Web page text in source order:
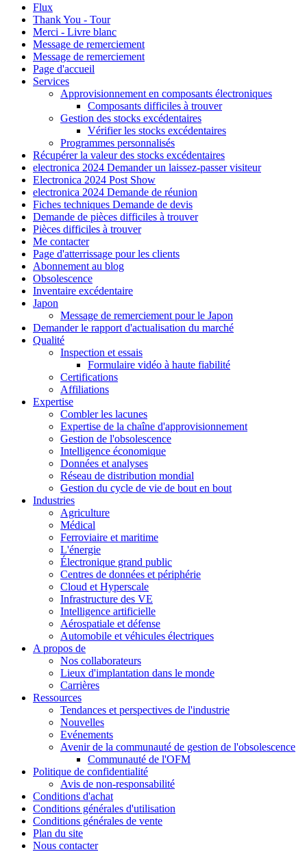
Flux
Thank You - Tour
Merci - Livre blanc
Message de remerciement
Message de remerciement
Page d'accueil
Services
Approvisionnement en composants électroniques
Composants difficiles à trouver
Gestion des stocks excédentaires
Vérifier les stocks excédentaires
Programmes personnalisés
Récupérer la valeur des stocks excédentaires
electronica 2024 Demander un laissez-passer visiteur
Electronica 2024 Post Show
electronica 2024 Demande de réunion
Fiches techniques Demande de devis
Demande de pièces difficiles à trouver
Pièces difficiles à trouver
Me contacter
Page d'atterrissage pour les clients
Abonnement au blog
Obsolescence
Inventaire excédentaire
Japon
Message de remerciement pour le Japon
Demander le rapport d'actualisation du marché
Qualité
Inspection et essais
Formulaire vidéo à haute fiabilité
Certifications
Affiliations
Expertise
Combler les lacunes
Expertise de la chaîne d'approvisionnement
Gestion de l'obsolescence
Intelligence économique
Données et analyses
Réseau de distribution mondial
Gestion du cycle de vie de bout en bout
Industries
Agriculture
Médical
Ferroviaire et maritime
L'énergie
Électronique grand public
Centres de données et périphérie
Cloud et Hyperscale
Infrastructure des VE
Intelligence artificielle
Aérospatiale et défense
Automobile et véhicules électriques
A propos de
Nos collaborateurs
Lieux d'implantation dans le monde
Carrières
Ressources
Tendances et perspectives de l'industrie
Nouvelles
Evénements
Avenir de la communauté de gestion de l'obsolescence
Communauté de l'OFM
Politique de confidentialité
Avis de non-responsabilité
Conditions d'achat
Conditions générales d'utilisation
Conditions générales de vente
Plan du site
Nous contacter